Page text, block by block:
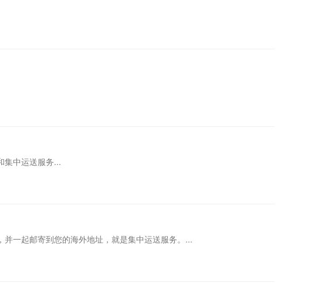
集中运送服务...
一起邮寄到您的海外地址，就是集中运送服务。...